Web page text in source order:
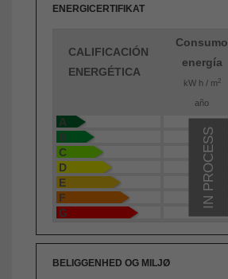
ENERGICERTIFIKAT
CALIFICACIÓN
ENERGÉTICA
Consumo
energía
kW h / m2
año
A
B
C
D
E
F
G
IN PROCESS
BELIGGENHED OG MILJØ